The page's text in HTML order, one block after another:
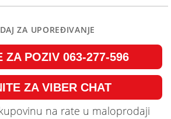
ZA UPOREĐIVANJE
ZA POZIV 063-277-596
ZA VIBER CHAT
na rate u maloprodaji